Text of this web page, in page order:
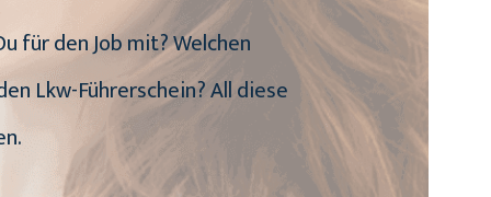
für den Job mit? Welchen
Lkw-Führerschein? All diese